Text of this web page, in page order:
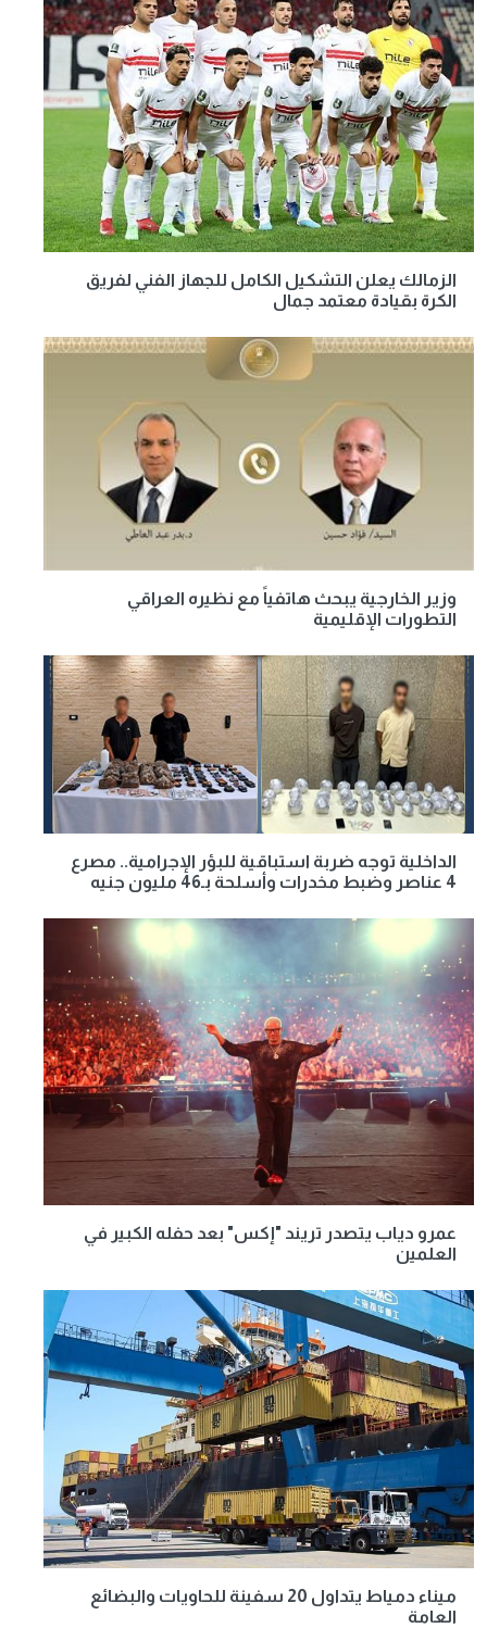
الزمالك يعلن التشكيل الكامل للجهاز الفني لفريق
الكرة بقيادة معتمد جمال
وزير الخارجية يبحث هاتفياً مع نظيره العراقي
التطورات الإقليمية
الداخلية توجه ضربة استباقية للبؤر الإجرامية.. مصرع
4 عناصر وضبط مخدرات وأسلحة بـ46 مليون جنيه
عمرو دياب يتصدر تريند "إكس" بعد حفله الكبير في
العلمين
ميناء دمياط يتداول 20 سفينة للحاويات والبضائع
العامة